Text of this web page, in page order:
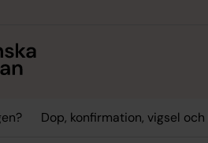
Dop, konfirmation, vigsel